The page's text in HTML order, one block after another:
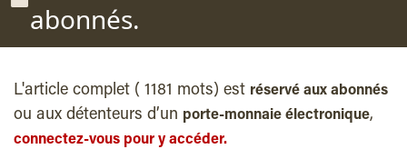
abonnés.
L'article complet ( 1181 mots) est réservé aux abonnés
ou aux détenteurs d’un porte-monnaie électronique,
connectez-vous pour y accéder.